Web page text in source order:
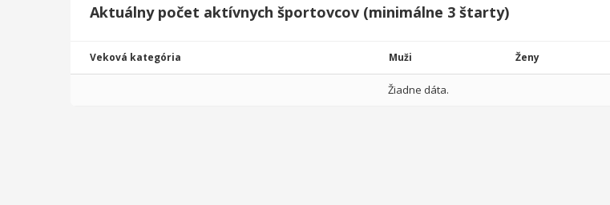
Aktuálny počet aktívnych športovcov (minimálne 3 štarty)
Veková kategória Muži Ženy
Žiadne dáta.